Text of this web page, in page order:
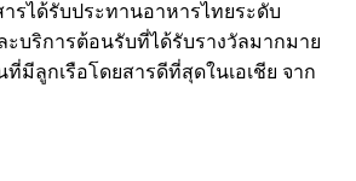
สารได้รับประทานอาหารไทยระดับ
ะบริการต้อนรับที่ได้รับรางวัลมากมาย
ที่มีลูกเรือโดยสารดีที่สุดในเอเชีย จาก